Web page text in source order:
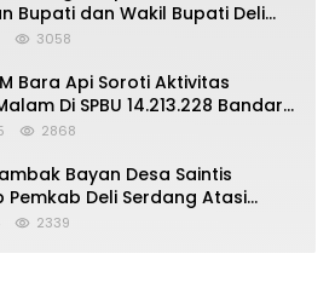
Bupati dan Wakil Bupati Deli
3058
Bara Api Soroti Aktivitas
Di SPBU 14.213.228 Bandar
2868
Bayan Desa Saintis
Pemkab Deli Serdang Atasi
2339